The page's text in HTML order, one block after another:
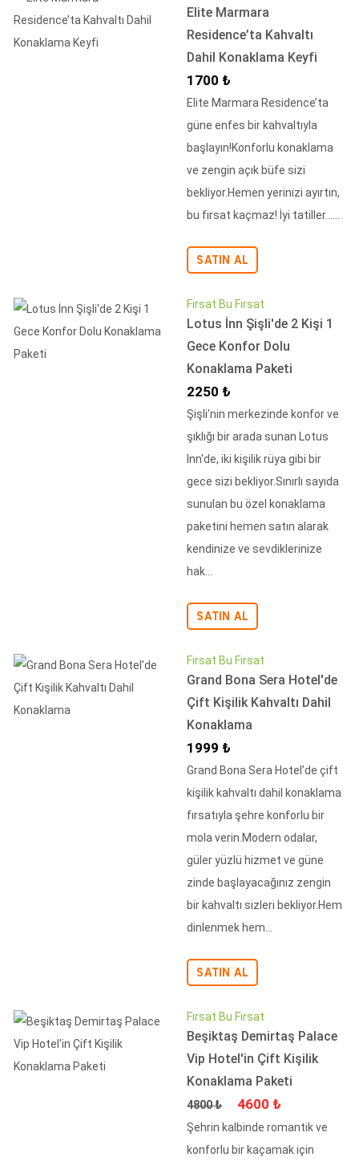
Elite Marmara
Residence’ta Kahvaltı
Dahil Konaklama Keyfi
İndirimli Fiyat
1700 ₺
Elite Marmara Residence’ta
güne enfes bir kahvaltıyla
başlayın!Konforlu konaklama
ve zengin açık büfe sizi
bekliyor.Hemen yerinizi ayırtın,
bu fırsat kaçmaz! İyi tatiller......
SATIN AL
Fırsat Bu Fırsat
Lotus İnn Şişli'de 2 Kişi 1
Gece Konfor Dolu
Konaklama Paketi
İndirimli Fiyat
2250 ₺
Şişli'nin merkezinde konfor ve
şıklığı bir arada sunan Lotus
Inn'de, iki kişilik rüya gibi bir
gece sizi bekliyor.Sınırlı sayıda
sunulan bu özel konaklama
paketini hemen satın alarak
kendinize ve sevdiklerinize
hak...
SATIN AL
Fırsat Bu Fırsat
Grand Bona Sera Hotel'de
Çift Kişilik Kahvaltı Dahil
Konaklama
İndirimli Fiyat
1999 ₺
Grand Bona Sera Hotel’de çift
kişilik kahvaltı dahil konaklama
fırsatıyla şehre konforlu bir
mola verin.Modern odalar,
güler yüzlü hizmet ve güne
zinde başlayacağınız zengin
bir kahvaltı sizleri bekliyor.Hem
dinlenmek hem...
SATIN AL
Fırsat Bu Fırsat
Beşiktaş Demirtaş Palace
Vip Hotel'in Çift Kişilik
Konaklama Paketi
Fiyat
4800 ₺ İndirimli Fiyat
4600 ₺
Şehrin kalbinde romantik ve
konforlu bir kaçamak için